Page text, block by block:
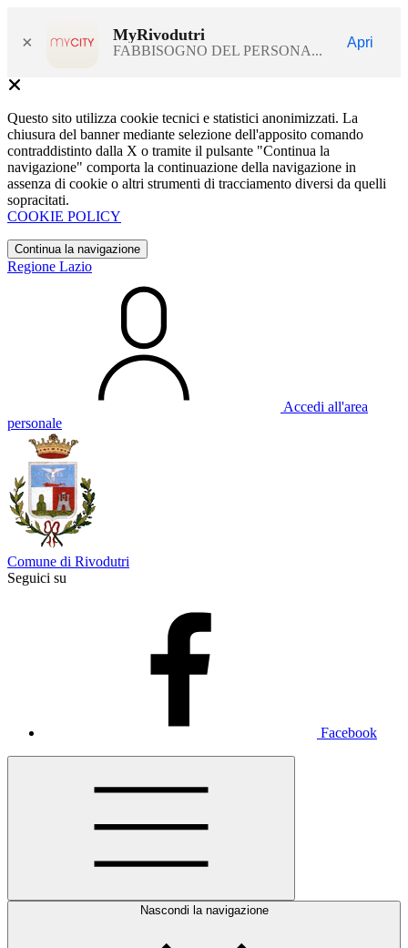
× MyRivodutri
FABBISOGNO DEL PERSONA...
Apri
Questo sito utilizza cookie tecnici e statistici anonimizzati. La
chiusura del banner mediante selezione dell'apposito comando
contraddistinto dalla X o tramite il pulsante "Continua la
navigazione" comporta la continuazione della navigazione in
assenza di cookie o altri strumenti di tracciamento diversi da quelli
sopracitati.
COOKIE POLICY
Continua la navigazione
Regione Lazio
Accedi all'area
personale
Comune di Rivodutri
Seguici su
Facebook
Nascondi la navigazione